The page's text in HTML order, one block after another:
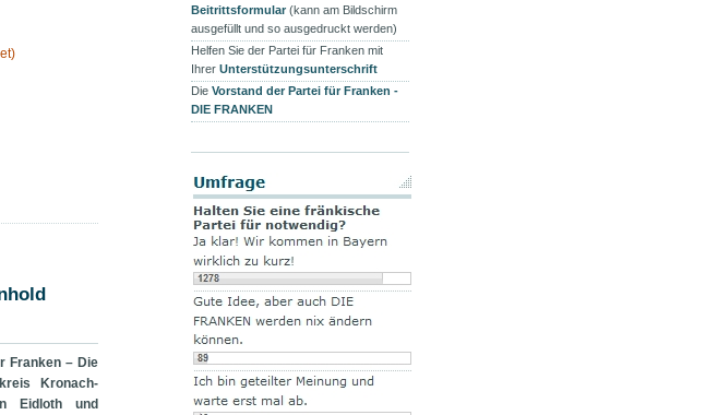
Franken – Die
Kronach-
Eidloth und
Beitrittsformular (kann am Bildschirm
ausgefüllt und so ausgedruckt werden)
Helfen Sie der Partei für Franken mit
Ihrer Unterstützungsunterschrift
Die Vorstand der Partei für Franken -
DIE FRANKEN